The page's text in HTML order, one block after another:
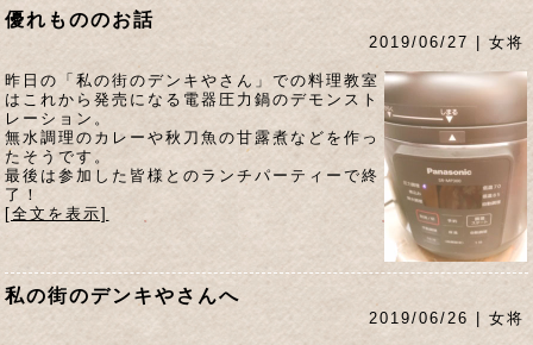
優れもののお話
2019/06/27 | 女将
昨日の「私の街のデンキやさん」での料理教室
はこれから発売になる電器圧力鍋のデモンスト
レーション。
無水調理のカレーや秋刀魚の甘露煮などを作っ
たそうです。
最後は参加した皆様とのランチパーティーで終
了！
[全文を表示]
私の街のデンキやさんへ
2019/06/26 | 女将